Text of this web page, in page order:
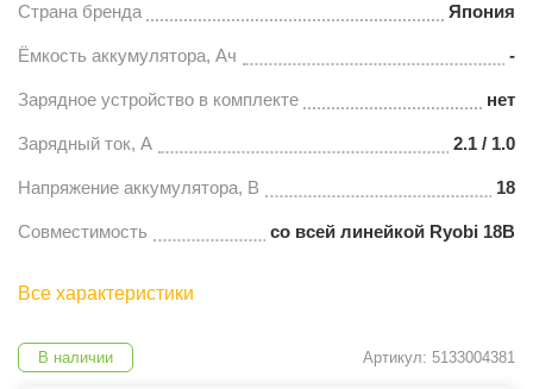
Страна бренда Япония
Ёмкость аккумулятора, Ач -
Зарядное устройство в комплекте нет
Зарядный ток, А 2.1 / 1.0
Напряжение аккумулятора, В 18
Совместимость со всей линейкой Ryobi 18В
Все характеристики
В наличии Артикул: 5133004381